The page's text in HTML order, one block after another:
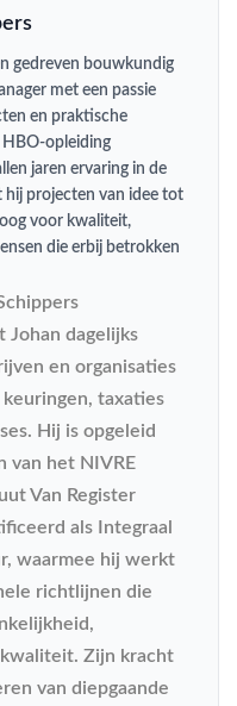
gedreven bouwkundig
met een passie
en praktische
HBO-opleiding
jaren ervaring in de
hij projecten van idee tot
voor kwaliteit,
die erbij betrokken
Johan dagelijks
en organisaties
taxaties
Hij is opgeleid
van het NIVRE
Van Register
als Integraal
waarmee hij werkt
richtlijnen die
Zijn kracht
van diepgaande